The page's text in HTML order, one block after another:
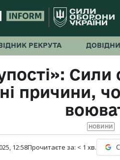
РЕКРУТА
Сили
причини,
НОВИНИ
12:58Прочитаєте за: < 1 хв.